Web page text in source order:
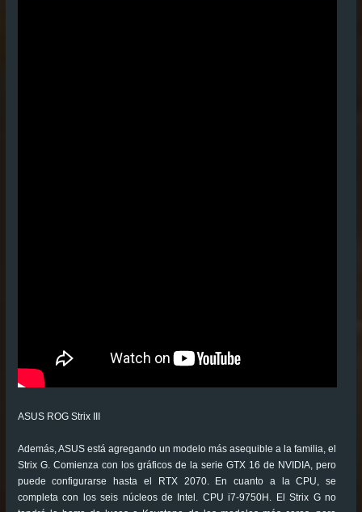
ASUS ROG Strix III
Además, ASUS está agregando un modelo más asequible a la familia, el
Strix G. Comienza con los gráficos de la serie GTX 16 de NVIDIA, pero
puede configurarse hasta el RTX 2070. En cuanto a la CPU, se
completa con los seis núcleos de Intel. CPU i7-9750H. El Strix G no